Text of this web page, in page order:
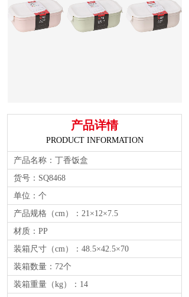
产品详情
PRODUCT INFORMATION
产品名称：丁香饭盒
货号：SQ8468
单位：个
产品规格（cm）：21×12×7.5
材质：PP
装箱尺寸（cm）：48.5×42.5×70
装箱数量：72个
装箱重量（kg）：14